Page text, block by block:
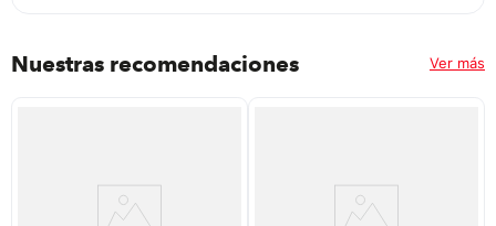
Nuestras recomendaciones Ver más